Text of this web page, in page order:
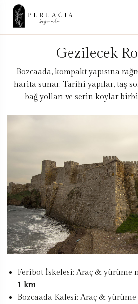
Gezilecek
Bozcaada, kompakt yapısına
harita sunar. Tarihi yapılar, taş
bağ yolları ve serin koylar
Feribot İskelesi: Araç & yürüme
1 km
Bozcaada Kalesi: Araç &